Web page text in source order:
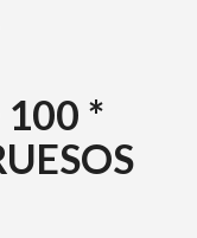
100 *